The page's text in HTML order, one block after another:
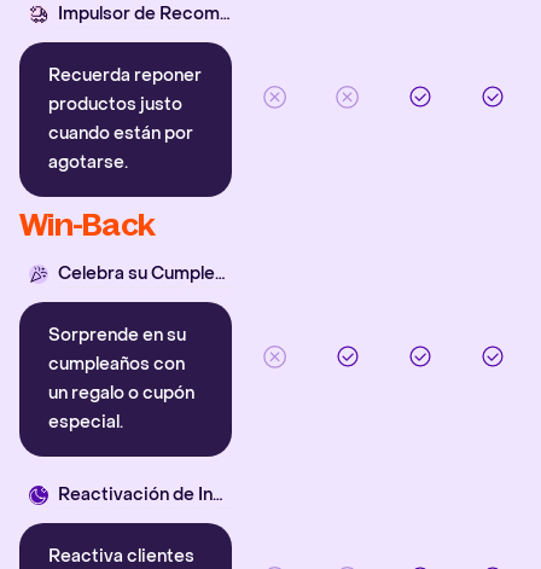
Impulsor de Recompra
Recuerda reponer
productos justo
cuando están por
agotarse.
Win-Back
Celebra su Cumpleaños
Sorprende en su
cumpleaños con
un regalo o cupón
especial.
Reactivación de Inactivos
Reactiva clientes